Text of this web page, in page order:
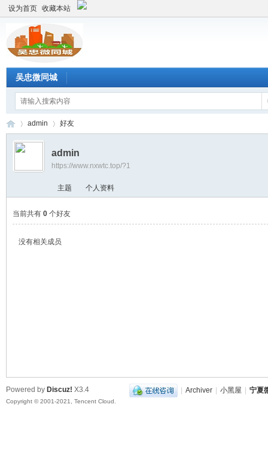
设为首页 收藏本站
吴忠微同城
›
admin 好友
admin
https://www.nxwtc.top/?1
主题 个人资料
当前共有 0个好友
没有相关成员
| Archiver | 小黑屋 | 宁夏
Powered by Discuz! X3.4
Copyright © 2001-2021, Tencent Cloud.